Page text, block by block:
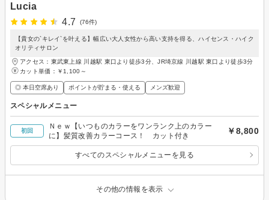
Lucia
4.7
(76件)
【貴女の`キレイ`を叶える】幅広い大人女性から高い支持を得る、ハイセンス・ハイク
オリティサロン
アクセス：東武東上線 川越駅 東口より徒歩3分、JR埼京線 川越駅 東口より徒歩3分
カット単価： ￥1,100～
◎ 本日空席あり ポイントが貯まる・使える メンズ歓迎
スペシャルメニュー
初回
Ｎｅｗ【いつものカラーをワンランク上のカラー
に】髪質改善カラーコース！ カット付き
￥8,800
すべてのスペシャルメニューを見る
その他の情報を表示